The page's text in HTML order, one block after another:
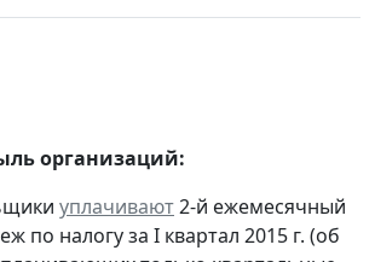
организаций:
уплачивают2-й ежемесячный
по налогу за I квартал 2015 г. (об